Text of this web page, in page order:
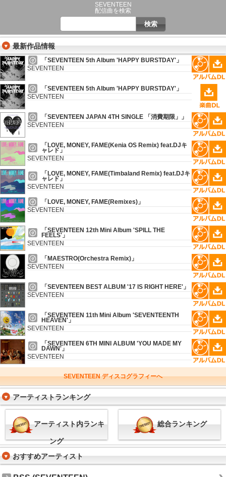
SEVENTEEN
配信曲を検索
最新作品情報
「SEVENTEEN 5th Album 'HAPPY BURSTDAY'」
SEVENTEEN
「SEVENTEEN 5th Album 'HAPPY BURSTDAY'」
SEVENTEEN
「SEVENTEEN JAPAN 4TH SINGLE 「消費期限」」
SEVENTEEN
「LOVE, MONEY, FAME(Kenia OS Remix) feat.DJキ
ャレド」
SEVENTEEN
「LOVE, MONEY, FAME(Timbaland Remix) feat.DJキ
ャレド」
SEVENTEEN
「LOVE, MONEY, FAME(Remixes)」
SEVENTEEN
「SEVENTEEN 12th Mini Album 'SPILL THE
FEELS'」
SEVENTEEN
「MAESTRO(Orchestra Remix)」
SEVENTEEN
「SEVENTEEN BEST ALBUM '17 IS RIGHT HERE'」
SEVENTEEN
「SEVENTEEN 11th Mini Album 'SEVENTEENTH
HEAVEN'」
SEVENTEEN
「SEVENTEEN 6TH MINI ALBUM 'YOU MADE MY
DAWN'」
SEVENTEEN
SEVENTEEN ディスコグラフィーへ
アーティストランキング
アーティスト内ランキ
ング
総合ランキング
おすすめアーティスト